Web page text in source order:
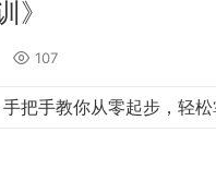
》
107
把手教你从零起步，轻